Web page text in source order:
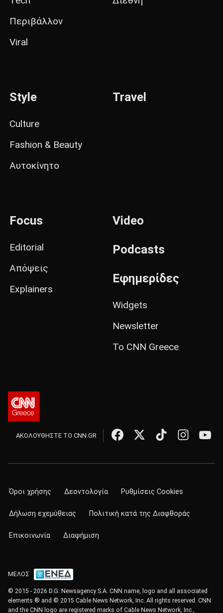
Περιβάλλον
Viral
Style
Culture
Fashion & Beauty
Αυτοκίνητο
Travel
Focus
Editorial
Απόψεις
Explainers
Video
Podcasts
Εφημερίδες
Widgets
Newsletter
Το CNN Greece
ΑΚΟΛΟΥΘΗΣΤΕ ΤΟ CNN.GR
Όροι χρήσης Δεοντολογία Ρυθμίσεις Cookies
Δήλωση εχεμύθειας Πολιτική κατά της Διαφθοράς
Επικοινωνία Διαφήμιση
ΜΕΛΟΣ
© 2015 - 2026 D.G. Newsagency S.A. CNN name, logo and all associated
elements ® and © 2015 Cable News Network, Inc. All rights reserved. CNN
and the CNN logo are registered marks of Cable News Network, Inc.,